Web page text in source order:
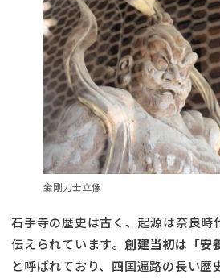
金剛力士立像
石手寺の歴史は古く、起源は奈良時
伝えられています。 創建当初は「安
と呼ばれており、四国遍路の長い歴